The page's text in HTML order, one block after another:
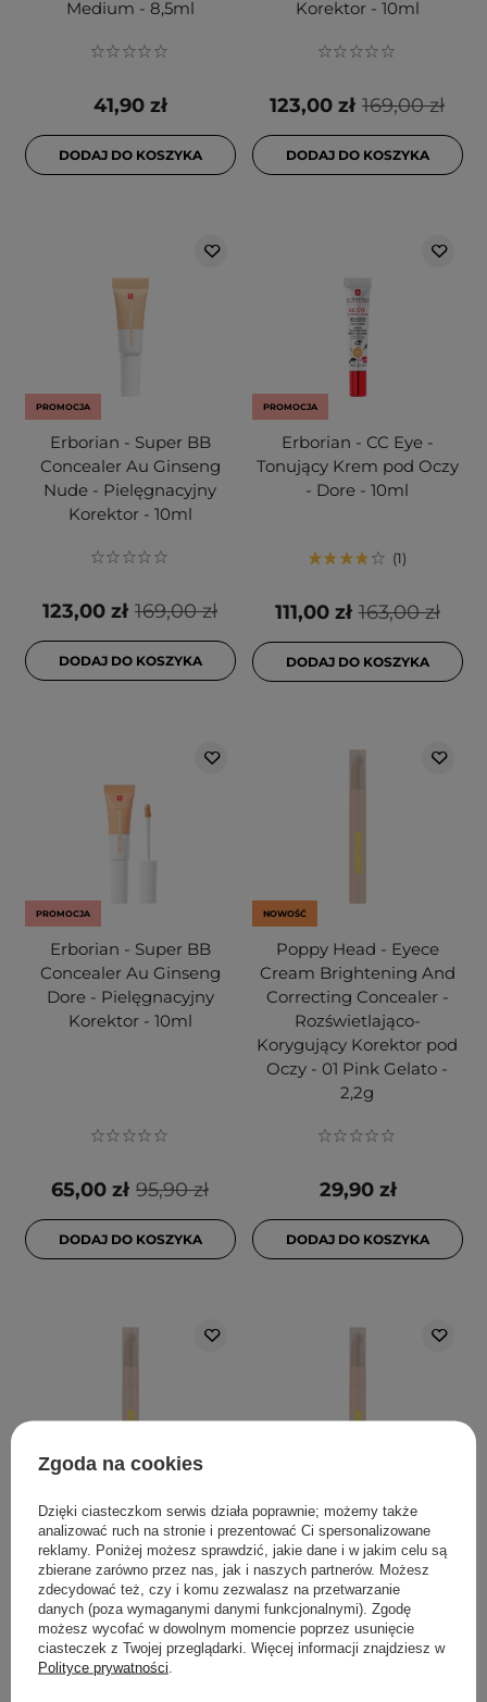
Medium - 8,5ml
41,90 zł
DODAJ DO KOSZYKA
Korektor - 10ml
169,00 zł
123,00 zł
DODAJ DO KOSZYKA
PROMOCJA
Erborian - Super BB
Concealer Au Ginseng
Nude - Pielęgnacyjny
Korektor - 10ml
169,00 zł
123,00 zł
DODAJ DO KOSZYKA
PROMOCJA
Erborian - CC Eye -
Tonujący Krem pod Oczy
- Dore - 10ml
1
163,00 zł
111,00 zł
DODAJ DO KOSZYKA
PROMOCJA
Erborian - Super BB
Concealer Au Ginseng
Dore - Pielęgnacyjny
Korektor - 10ml
95,90 zł
65,00 zł
DODAJ DO KOSZYKA
NOWOŚĆ
Poppy Head - Eyece
Cream Brightening And
Correcting Concealer -
Rozświetlająco-
Korygujący Korektor pod
Oczy - 01 Pink Gelato -
2,2g
29,90 zł
DODAJ DO KOSZYKA
Poppy Head - Eyece
Cream Brightening And
Correcting Concealer -
Rozświetlająco-
Korygujący Korektor pod
Oczy - 02 Beige Freeze -
2,2g
Poppy Head - Eyece
Cream Brightening And
Correcting Concealer -
Rozświetlająco-
Korygujący Korektor pod
Oczy - 04 Apricot Frappe
Zgoda na cookies
Dzięki ciasteczkom serwis działa poprawnie; możemy także
analizować ruch na stronie i prezentować Ci spersonalizowane
reklamy. Poniżej możesz sprawdzić, jakie dane i w jakim celu są
zbierane zarówno przez nas, jak i naszych partnerów. Możesz
zdecydować też, czy i komu zezwalasz na przetwarzanie
danych (poza wymaganymi danymi funkcjonalnymi). Zgodę
możesz wycofać w dowolnym momencie poprzez usunięcie
ciasteczek z Twojej przeglądarki. Więcej informacji znajdziesz w
Polityce prywatności